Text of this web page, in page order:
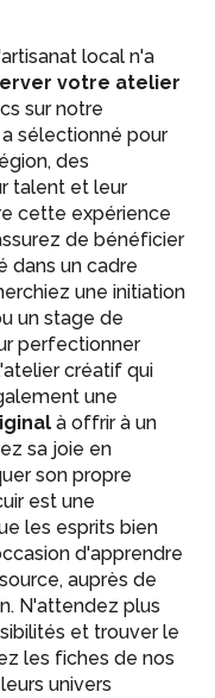
local n'a
votre atelier
sur notre
sélectionné pour
des
talent et leur
cette expérience
de bénéficier
dans un cadre
une initiation
un stage de
perfectionner
créatif qui
une
à offrir à un
sa joie en
son propre
est une
les esprits bien
d'apprendre
auprès de
N'attendez plus
et trouver le
les fiches de nos
univers